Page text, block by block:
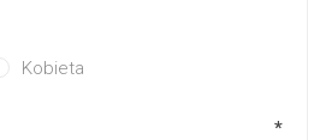
Kobieta
*